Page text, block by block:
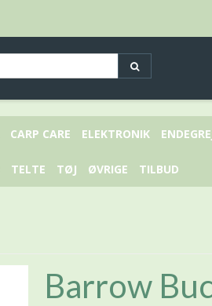
CARP CARE ELEKTRONIK
TELTE TØJ ØVRIGE TILBUD
Barrow